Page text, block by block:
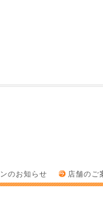
のお知らせ 店舗のご